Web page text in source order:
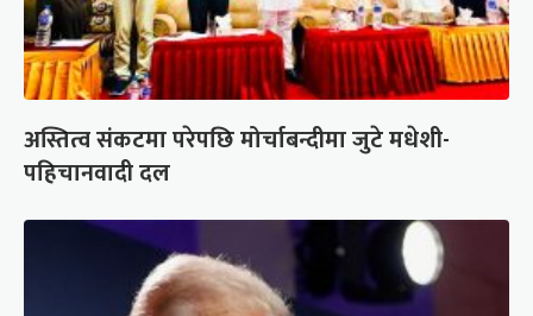
अस्तित्व संकटमा परेपछि मोर्चाबन्दीमा जुटे मधेशी-
पहिचानवादी दल